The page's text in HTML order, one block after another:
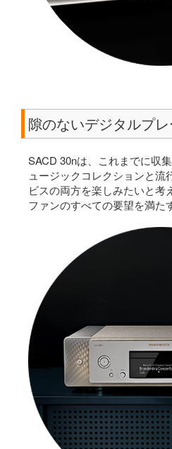
隙のないデジタルプ
SACD 30nは、これまでに収
ュージックコレクションと
ビスの両方を楽しみたいと考
ファンのすべての要望を満た